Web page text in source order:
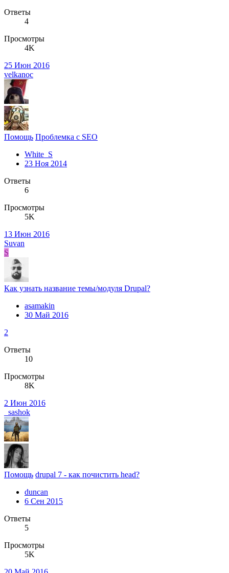
Ответы
4
Просмотры
4K
25 Июн 2016
velkanoc
Помощь Проблемка с SEO
White_S
23 Ноя 2014
Ответы
6
Просмотры
5K
13 Июн 2016
Suvan
S
Как узнать название темы/модуля Drupal?
asamakin
30 Май 2016
2
Ответы
10
Просмотры
8K
2 Июн 2016
_sashok
Помощь drupal 7 - как почистить head?
duncan
6 Сен 2015
Ответы
5
Просмотры
5K